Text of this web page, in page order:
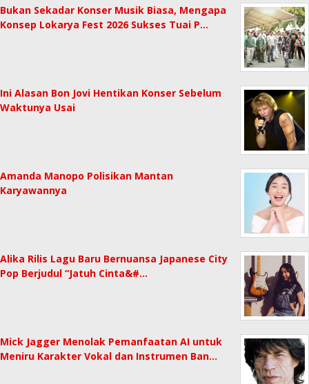
Bukan Sekadar Konser Musik Biasa, Mengapa
Konsep Lokarya Fest 2026 Sukses Tuai P…
Ini Alasan Bon Jovi Hentikan Konser Sebelum
Waktunya Usai
Amanda Manopo Polisikan Mantan
Karyawannya
Alika Rilis Lagu Baru Bernuansa Japanese City
Pop Berjudul “Jatuh Cinta&#…
Mick Jagger Menolak Pemanfaatan AI untuk
Meniru Karakter Vokal dan Instrumen Ban…